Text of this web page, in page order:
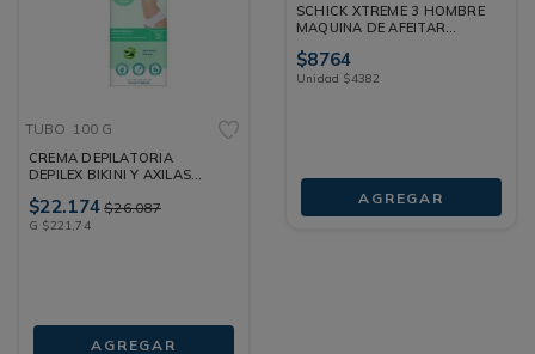
TUBO 100 G
CREMA DEPILATORIA
DEPILEX BIKINI Y AXILAS
$22.174 $26.087
G $221,74
AGREGAR
SCHICK XTREME 3 HOMBRE
MAQUINA DE AFEITAR
$8764
Unidad $4382
AGREGAR